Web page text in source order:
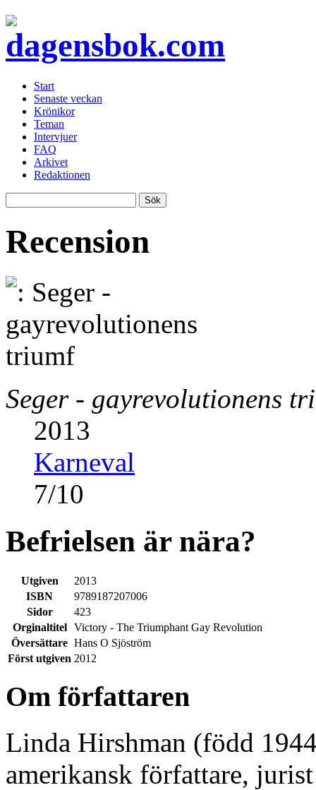
Start
Senaste veckan
Krönikor
Teman
Intervjuer
FAQ
Arkivet
Redaktionen
Recension
Seger - gayrevolutionens
2013
Karneval
7/10
Befrielsen är nära?
Utgiven
2013
ISBN
9789187207006
Sidor
423
Orginaltitel
Victory - The Triumphant Gay Revolution
Översättare Hans O Sjöström
Först utgiven 2012
Om författaren
Linda Hirshman (född
amerikansk författare,